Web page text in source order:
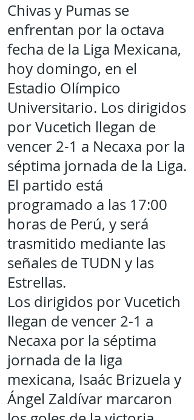
Chivas y Pumas se
enfrentan por la octava
fecha de la Liga Mexicana,
hoy domingo, en el
Estadio Olímpico
Universitario. Los dirigidos
por Vucetich llegan de
vencer 2-1 a Necaxa por la
séptima jornada de la Liga.
El partido está
programado a las 17:00
horas de Perú, y será
trasmitido mediante las
señales de TUDN y las
Estrellas.
Los dirigidos por Vucetich
llegan de vencer 2-1 a
Necaxa por la séptima
jornada de la liga
mexicana, Isaác Brizuela y
Ángel Zaldívar marcaron